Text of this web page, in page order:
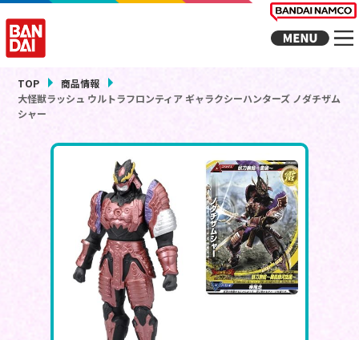
TOP
商品情報
大怪獣ラッシュ ウルトラフロンティア ギャラクシーハンターズ ノダチザム
シャー